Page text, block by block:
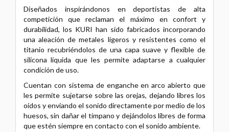
Diseñados inspirándonos en deportistas de alta
competición que reclaman el máximo en confort y
durabilidad, los KURI han sido fabricados incorporando
una aleación de metales ligeros y resistentes como el
titanio recubriéndolos de una capa suave y flexible de
silicona líquida que les permite adaptarse a cualquier
condición de uso.
Cuentan con sistema de enganche en arco abierto que
les permite sujetarse sobre las orejas, dejando libres los
oídos y enviando el sonido directamente por medio de los
huesos, sin dañar el tímpano y dejándolos libres de forma
que estén siempre en contacto con el sonido ambiente.